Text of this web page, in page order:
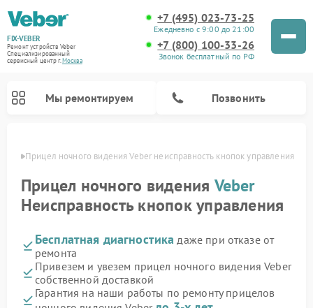
FIX-VEBER
Ремонт устройств Veber
Специализированный
cервисный центр г.Москва
+7 (495) 023-73-25
Ежедневно с 9:00 до 21:00
+7 (800) 100-33-26
Звонок бесплатный по РФ
Мы ремонтируем Позвонить
Прицел ночного видения Veber неисправность кнопок управления
Прицел ночного видения Veber
Неисправность кнопок управления
Бесплатная диагностика даже при отказе от
ремонта
Привезем и увезем прицел ночного видения Veber
собственной доставкой
Гарантия на наши работы по ремонту прицелов